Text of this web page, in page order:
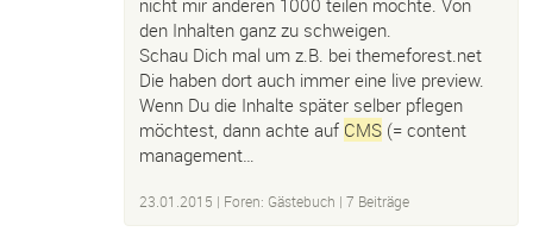
nicht mir anderen 1000 teilen möchte. Von
den Inhalten ganz zu schweigen.
Schau Dich mal um z.B. bei themeforest.net
Die haben dort auch immer eine live preview.
Wenn Du die Inhalte später selber pflegen
möchtest, dann achte auf CMS (= content
management…
23.01.2015 | Foren: Gästebuch | 7 Beiträge